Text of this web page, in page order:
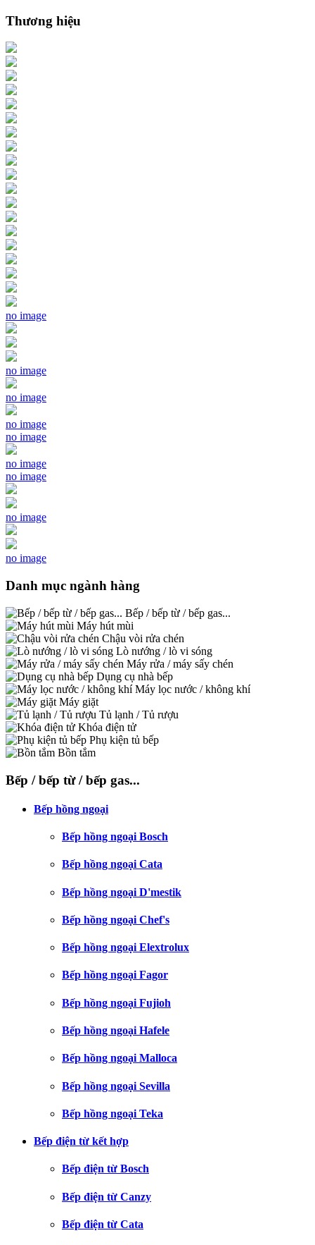
Thương hiệu
no image
no image
no image
no image
no image
no image
no image
no image
no image
Danh mục ngành hàng
Bếp / bếp từ / bếp gas...
Máy hút mùi
Chậu vòi rửa chén
Lò nướng / lò vi sóng
Máy rửa / máy sấy chén
Dụng cụ nhà bếp
Máy lọc nước / không khí
Máy giặt
Tủ lạnh / Tủ rượu
Khóa điện tử
Phụ kiện tủ bếp
Bồn tắm
Bếp / bếp từ / bếp gas...
Bếp hồng ngoại
Bếp hồng ngoại Bosch
Bếp hồng ngoại Cata
Bếp hồng ngoại D'mestik
Bếp hồng ngoại Chef's
Bếp hồng ngoại Elextrolux
Bếp hồng ngoại Fagor
Bếp hồng ngoại Fujioh
Bếp hồng ngoại Hafele
Bếp hồng ngoại Malloca
Bếp hồng ngoại Sevilla
Bếp hồng ngoại Teka
Bếp điện từ kết hợp
Bếp điện từ Bosch
Bếp điện từ Canzy
Bếp điện từ Cata